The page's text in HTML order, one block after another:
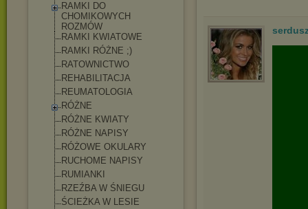
RAMKI DO
CHOMIKOWYCH
ROZMÓW
RAMKI KWIATOWE
RAMKI RÓŻNE ;)
RATOWNICTWO
REHABILITACJA
REUMATOLOGIA
RÓŻNE
RÓŻNE KWIATY
RÓŻNE NAPISY
RÓŻOWE OKULARY
RUCHOME NAPISY
RUMIANKI
RZEŹBA W ŚNIEGU
ŚCIEŻKA W LESIE